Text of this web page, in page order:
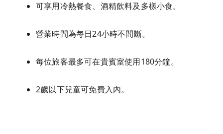
可享用冷熱餐食、酒精飲料及多樣小食。
營業時間為每日24小時不間斷。
每位旅客最多可在貴賓室使用180分鐘。
2歲以下兒童可免費入內。